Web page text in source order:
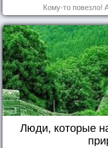
Кому-то повезло!
Люди, которые